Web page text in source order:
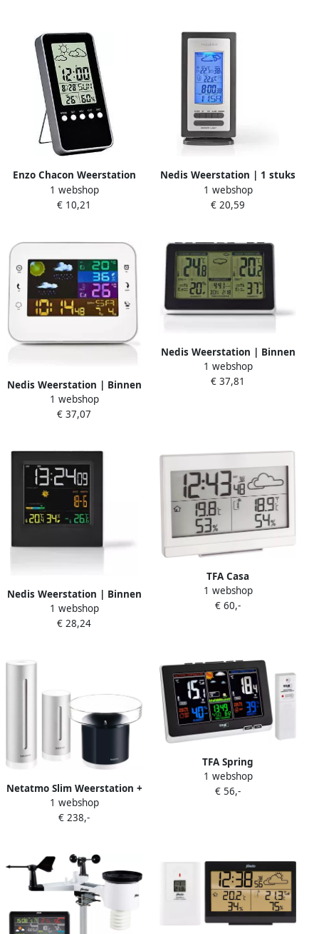
Enzo Chacon Weerstation
First binnen 8150170
1 webshop
€ 10,21
Nedis Weerstation | 1 stuks
WEST201GY
1 webshop
€ 20,59
Nedis Weerstation | Binnen
& Buiten | Inclusief
draadloze weersensor | 1
1 webshop
€ 37,07
Nedis Weerstation | Binnen
& Buiten | Inclusief
draadloze weersensor | 1
1 webshop
€ 37,81
Nedis Weerstation | Binnen
& Buiten | Inclusief
draadloze weersensor | 1
1 webshop
€ 28,24
TFA Casa
1 webshop
€ 60,-
Netatmo Slim Weerstation +
Regenmeter
1 webshop
€ 238,-
TFA Spring
1 webshop
€ 56,-